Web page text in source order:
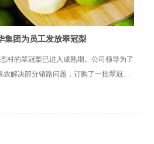
集团为员工发放翠冠梨
村的翠冠梨已进入成熟期。公司领导为了
解决部分销路问题，订购了一批翠冠梨